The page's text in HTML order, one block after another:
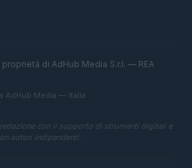
di AdHub Media S.r.l. — REA
AdHub Media — Italia
con il supporto di strumenti digitali e
autori indipendenti.